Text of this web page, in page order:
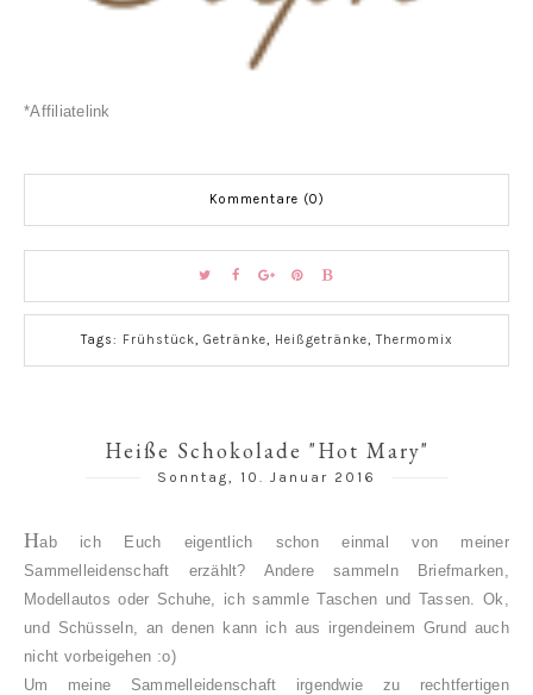
*Affiliatelink
Kommentare (0)
Tags: Frühstück, Getränke, Heißgetränke,Thermomix
Heiße Schokolade "Hot Mary"
Sonntag, 10. Januar 2016
Hab ich Euch eigentlich schon einmal von meiner
Sammelleidenschaft erzählt? Andere sammeln Briefmarken,
Modellautos oder Schuhe, ich sammle Taschen und Tassen. Ok,
und Schüsseln, an denen kann ich aus irgendeinem Grund auch
nicht vorbeigehen :o)
Um meine Sammelleidenschaft irgendwie zu rechtfertigen